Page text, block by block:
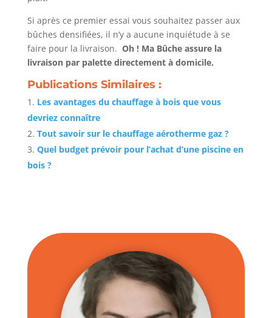
Si après ce premier essai vous souhaitez passer aux
bûches densifiées, il n’y a aucune inquiétude à se
faire pour la livraison. Oh ! Ma Bûche assure la
livraison par palette directement à domicile.
Publications Similaires :
Les avantages du chauffage à bois que vous
devriez connaître
Tout savoir sur le chauffage aérotherme gaz ?
Quel budget prévoir pour l’achat d’une piscine en
bois ?